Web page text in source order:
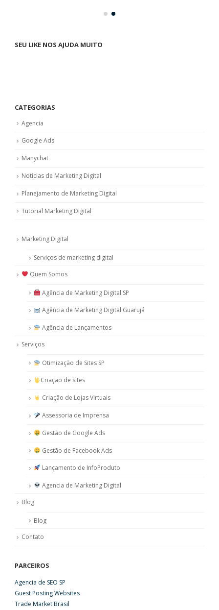
SEU LIKE NOS AJUDA MUITO
CATEGORIAS
Agencia
Google Ads
Manychat
Notícias de Marketing Digital
Planejamento de Marketing Digital
Tutorial Marketing Digital
Marketing Digital
Serviços de marketing digital
Quem Somos
Agência de Marketing Digital SP
Agência de Marketing Digital Guarujá
Agência de Lançamentos
Serviços
Otimização de Sites SP
Criação de sites
Criação de Lojas Virtuais
Assessoria de Imprensa
Gestão de Google Ads
Gestão de Facebook Ads
Lançamento de InfoProduto
Agencia de Marketing Digital
Blog
Blog
Contato
PARCEIROS
Agencia de SEO SP
Guest Posting Websites
Trade Market Brasil